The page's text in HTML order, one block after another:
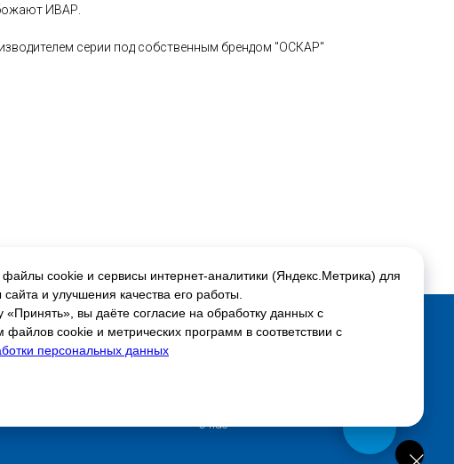
cookie и сервисы интернет-аналитики (Яндекс.Метрика) для
и улучшения качества его работы.
«Принять», вы даёте согласие на обработку данных с
файлов cookie и метрических программ в соответствии с
персональных данных
ИВАР.
серии под собственным брендом "ОСКАР"
О нас
Соцсети: